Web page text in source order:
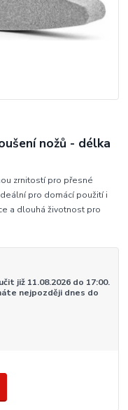
nožů - délka
zrnitostí pro přesné
pro domácí použití i
a dlouhá životnost pro
již 11.08.2026 do 17:00.
nejpozději dnes do